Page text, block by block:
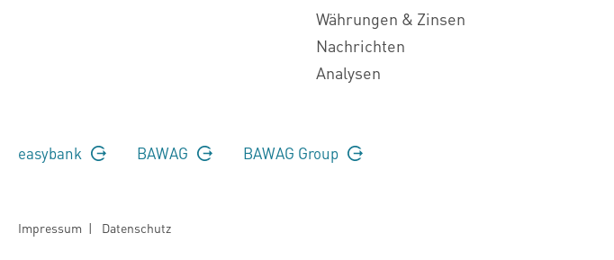
Währungen & Zinsen
Nachrichten
Analysen
easybank BAWAG BAWAG Group
Impressum | Datenschutz